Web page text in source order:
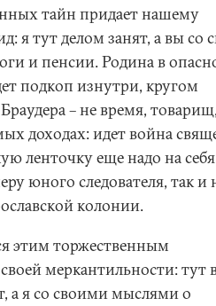
тайн придает нашему
я тут делом занят, а вы со
и пенсии. Родина в
подкоп изнутри, кругом
– не время, товарищ,
доходах: идет война
ленточку еще надо на себя
юного следователя, так и
колонии.
этим торжественным
меркантильности: тут
а я со своими мыслями о